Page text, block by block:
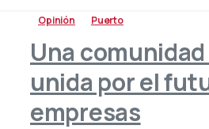
Opinión Puerto
Una
unida por el
empresas